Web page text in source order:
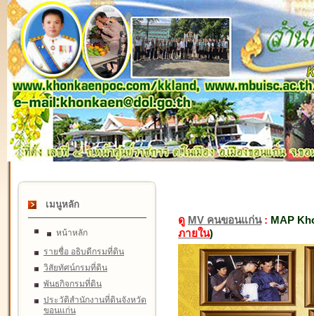
เมนูหลัก
หน้าหลัก
รายชื่อ อธิบดีกรมที่ดิน
วิสัยทัศน์กรมที่ดิน
พันธกิจกรมที่ดิน
ประวัติสำนักงานที่ดินจังหวัด
ขอนแก่น
ดู MV คนขอนแก่น: MAP
ภายใน)